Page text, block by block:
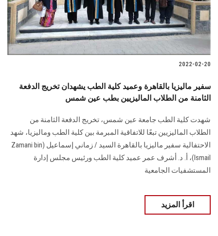
الدراسات العليا
الخريجين
سجل الان
2022-02-20
سفير ماليزيا بالقاهرة وعميد كلية الطب يشهدان تخريج الدفعة
الثامنة من الطلاب الماليزيين بطب عين شمس
شهدت كلية الطب جامعة عين شمس، تخريج الدفعة الثامنة من
الطلاب الماليزيين تبعًا للاتفاقية المبرمة بين كلية الطب وماليزيا، شهد
الاحتفالية سفير ماليزيا بالقاهرة السيد / زماني إسماعيل (Zamani bin
Ismail)، أ. د. أشرف عمر عميد كلية الطب ورئيس مجلس إدارة
المستشفيات الجامعية
اقرأ المزيد